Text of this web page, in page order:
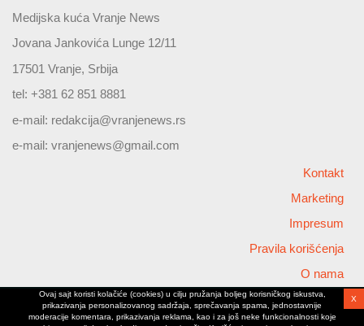
Medijska kuća Vranje News
Jovana Jankovića Lunge 12/11
17501 Vranje, Srbija
tel: +381 62 851 8881
e-mail: redakcija@vranjenews.rs
e-mail: vranjenews@gmail.com
Kontakt
Marketing
Impresum
Pravila korišćenja
O nama
Copyright © 2026 Vranjenews
All rights reserved
Ovaj sajt koristi kolačiće (cookies) u cilju pružanja boljeg korisničkog iskustva,
prikazivanja personalizovanog sadržaja, sprečavanja spama, jednostavnije
moderacije komentara, prikazivanja reklama, kao i za još neke funkcionalnosti koje
X